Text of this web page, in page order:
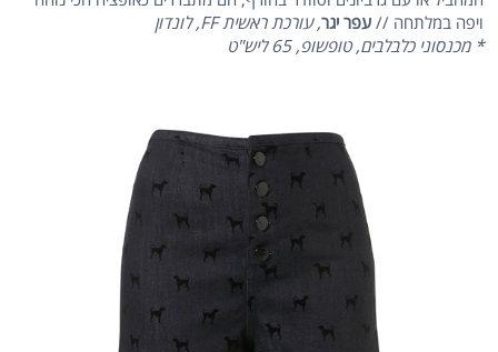
ויפה במלתחה //עפר יגר, עורכת ראשית FF, לונדון
* מכנסוני כלבלבים, טופשופ, 65 ליש"ט